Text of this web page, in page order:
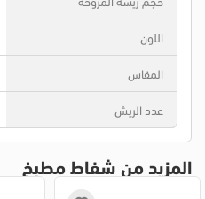
اللون
المقاس
عدد الريش
المزيد من شفاط مطبخ